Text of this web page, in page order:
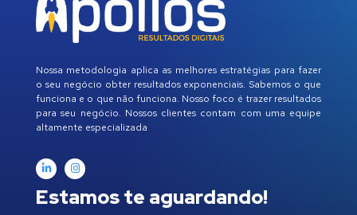
Nossa metodologia aplica as melhores estratégias para fazer
o seu negócio obter resultados exponenciais. Sabemos o que
funciona e o que não funciona. Nosso foco é trazer resultados
para seu negócio. Nossos clientes contam com uma equipe
altamente especializada
Estamos te aguardando!